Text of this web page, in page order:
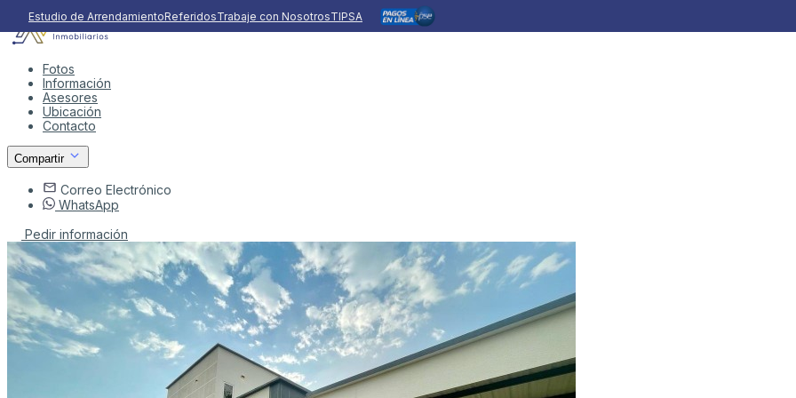
Estudio de ArrendamientoReferidosTrabaje con NosotrosTIPSA
Fotos
Información
Asesores
Ubicación
Contacto
Compartir
Correo Electrónico
WhatsApp
Pedir información